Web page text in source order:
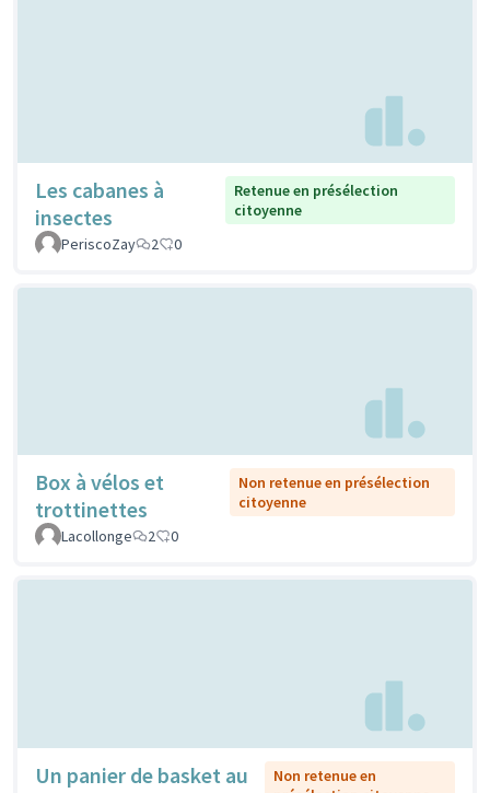
Les cabanes à
insectes
Retenue en présélection
citoyenne
PeriscoZay
2 0
Box à vélos et
trottinettes
Non retenue en présélection
citoyenne
Lacollonge
2 0
Un panier de basket au
Non retenue en